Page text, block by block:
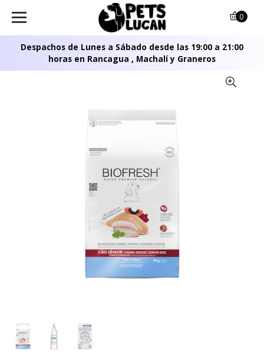
Despachos de Lunes a Sábado desde las 19:00 a 21:00
horas en Rancagua , Machalí y Graneros
0